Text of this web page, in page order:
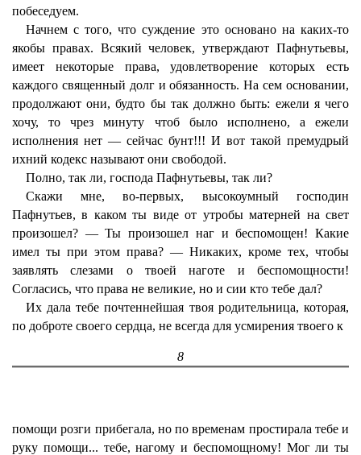
побеседуем.
Начнем с того, что суждение это основано на каких-то
якобы правах. Всякий человек, утверждают Пафнутьевы,
имеет некоторые права, удовлетворение которых есть
каждого священный долг и обязанность. На сем основании,
продолжают они, будто бы так должно быть: ежели я чего
хочу, то чрез минуту чтоб было исполнено, а ежели
исполнения нет — сейчас бунт!!! И вот такой премудрый
ихний кодекс называют они свободой.
Полно, так ли, господа Пафнутьевы, так ли?
Скажи мне, во-первых, высокоумный господин
Пафнутьев, в каком ты виде от утробы матерней на свет
произошел? — Ты произошел наг и беспомощен! Какие
имел ты при этом права? — Никаких, кроме тех, чтобы
заявлять слезами о твоей наготе и беспомощности!
Согласись, что права не великие, но и сии кто тебе дал?
Их дала тебе почтеннейшая твоя родительница, которая,
по доброте своего сердца, не всегда для усмирения твоего к
8
помощи розги прибегала, но по временам простирала тебе и
руку помощи... тебе, нагому и беспомощному! Мог ли ты